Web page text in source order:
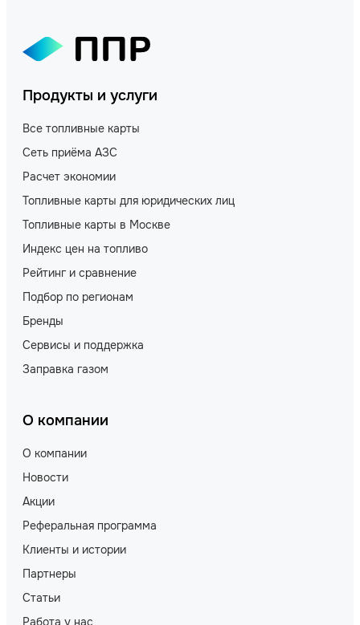
Продукты и услуги
Все топливные карты
Сеть приёма АЗС
Расчет экономии
Топливные карты для юридических лиц
Топливные карты в Москве
Индекс цен на топливо
Рейтинг и сравнение
Подбор по регионам
Бренды
Сервисы и поддержка
Заправка газом
О компании
О компании
Новости
Акции
Реферальная программа
Клиенты и истории
Партнеры
Статьи
Работа у нас